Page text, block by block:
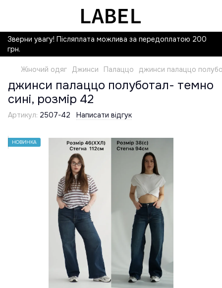
Зверни увагу! Післяплата можлива за передоплатою 200
грн.
Жіночий одяг Джинси Палаццо джинси палаццо
джинси палаццо полуботал- темно
сині, розмір 42
Артикул: 2507-42 Написати відгук
НОВИНКА